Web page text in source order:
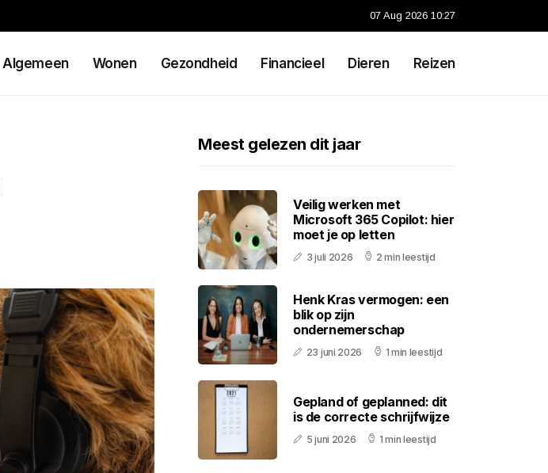
07 Aug 2026 10:27
Algemeen Wonen Gezondheid Financieel Dieren Reizen
Meest gelezen dit jaar
Veilig werken met
Microsoft 365 Copilot: hier
moet je op letten
3 juli 2026 2 min leestijd
Henk Kras vermogen: een
blik op zijn
ondernemerschap
23 juni 2026 1 min leestijd
Gepland of geplanned: dit
is de correcte schrijfwijze
5 juni 2026 1 min leestijd